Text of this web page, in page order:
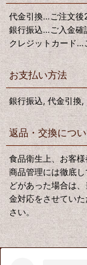
代金引換…ご注文後
銀行振込…ご入金確
クレジットカード…
お支払い方法
銀行振込, 代金引換,
返品・交換につ
食品衛生上、お客
商品管理には徹底
どがあった場合は
金対応をさせてい
さい。